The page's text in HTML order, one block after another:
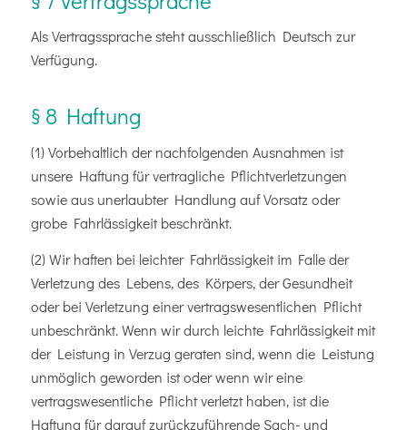
Als Vertragssprache steht ausschließlich Deutsch zur
Verfügung.
§ 8 Haftung
(1) Vorbehaltlich der nachfolgenden Ausnahmen ist
unsere Haftung für vertragliche Pflichtverletzungen
sowie aus unerlaubter Handlung auf Vorsatz oder
grobe Fahrlässigkeit beschränkt.
(2) Wir haften bei leichter Fahrlässigkeit im Falle der
Verletzung des Lebens, des Körpers, der Gesundheit
oder bei Verletzung einer vertragswesentlichen Pflicht
unbeschränkt. Wenn wir durch leichte Fahrlässigkeit mit
der Leistung in Verzug geraten sind, wenn die Leistung
unmöglich geworden ist oder wenn wir eine
vertragswesentliche Pflicht verletzt haben, ist die
Haftung für darauf zurückzuführende Sach- und